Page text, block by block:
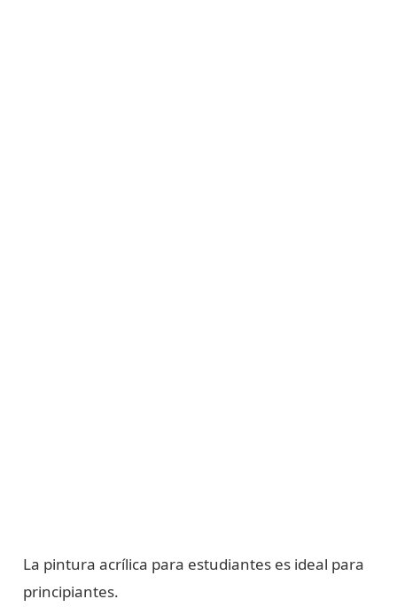
La pintura acrílica para estudiantes es ideal para
principiantes.